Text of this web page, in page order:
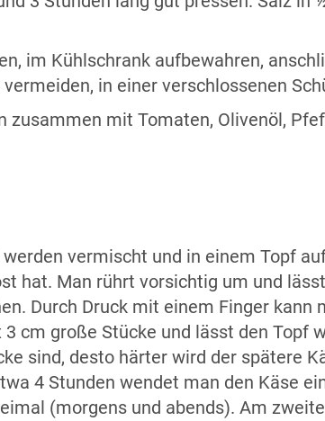
im Kühlschrank aufbewahren,
in einer verschlossenen
mit Tomaten, Olivenöl,
vermischt und in einem Topf
hat. Man rührt vorsichtig um und
Durch Druck mit einem Finger kann
cm große Stücke und lässt den Topf
sind, desto härter wird der spätere
4 Stunden wendet man den Käse
(morgens und abends). Am